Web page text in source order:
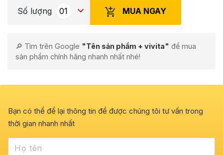
Số lượng MUA NGAY
🔎 Tìm trên Google "Tên sản phẩm + vivita" để mua
sản phẩm chính hãng nhanh nhất nhé!
Bạn có thể để lại thông tin để được chúng tôi tư vấn trong
thời gian nhanh nhất